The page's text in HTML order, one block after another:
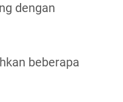
dengan
beberapa